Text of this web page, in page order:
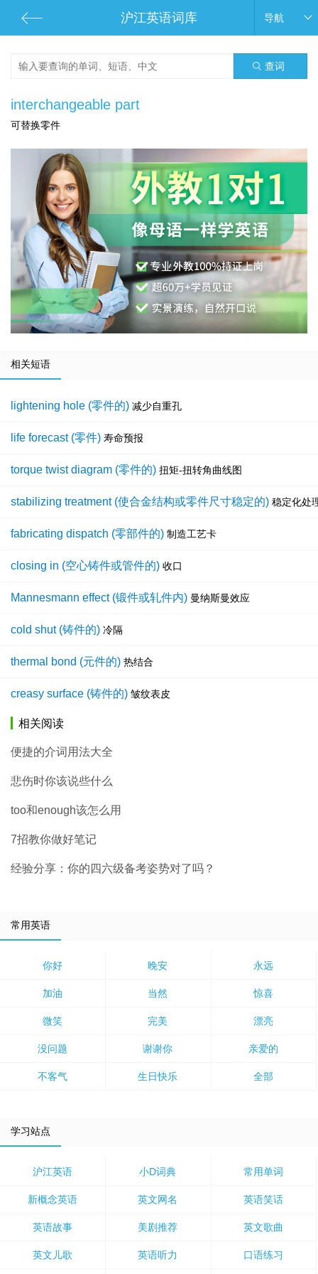
沪江英语词库 导航
查词
interchangeable part
可替换零件
相关短语
lightening hole (零件的) 减少自重孔
life forecast (零件) 寿命预报
torque twist diagram (零件的) 扭矩-扭转角曲线图
stabilizing treatment (使合金结构或零件尺寸稳定的) 稳定化处
fabricating dispatch (零部件的) 制造工艺卡
closing in (空心铸件或管件的) 收口
Mannesmann effect (锻件或轧件内) 曼纳斯曼效应
cold shut (铸件的) 冷隔
thermal bond (元件的) 热结合
creasy surface (铸件的) 皱纹表皮
相关阅读
便捷的介词用法大全
悲伤时你该说些什么
too和enough该怎么用
7招教你做好笔记
经验分享：你的四六级备考姿势对了吗？
常用英语
你好 晚安 永远
加油 当然 惊喜
微笑 完美 漂亮
没问题 谢谢你 亲爱的
不客气 生日快乐 全部
学习站点
沪江英语 小D词典 常用单词
新概念英语 英文网名 英语笑话
英语故事 美剧推荐 英文歌曲
英文儿歌 英语听力 口语练习